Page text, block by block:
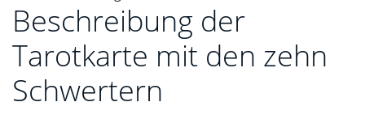
Beschreibung der
Tarotkarte mit den zehn
Schwertern